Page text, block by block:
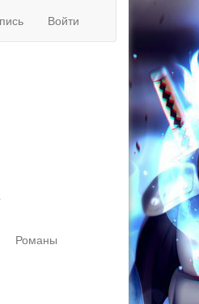
Войти
Романы
Перейти